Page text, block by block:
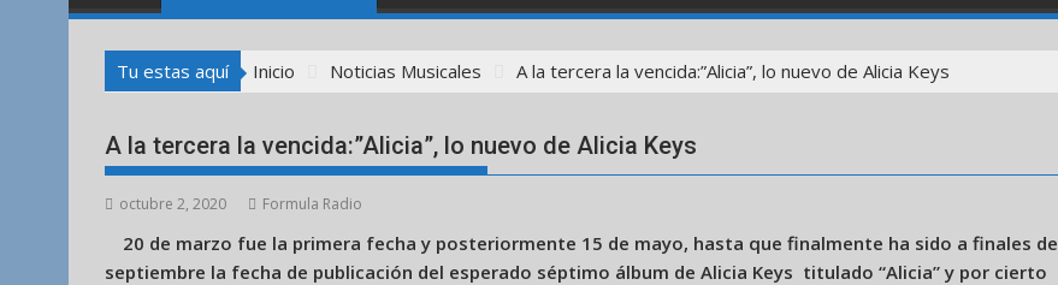
Tu estas aquí Inicio Noticias Musicales A la tercera la vencida:”Alicia”, lo nuevo de Alicia Keys
A la tercera la vencida:”Alicia”, lo nuevo de Alicia Keys
octubre 2, 2020 Formula Radio
20 de marzo fue la primera fecha y posteriormente 15 de mayo, hasta que finalmente ha sido a finales de
septiembre la fecha de publicación del esperado séptimo álbum de Alicia Keys titulado “Alicia” y por cierto